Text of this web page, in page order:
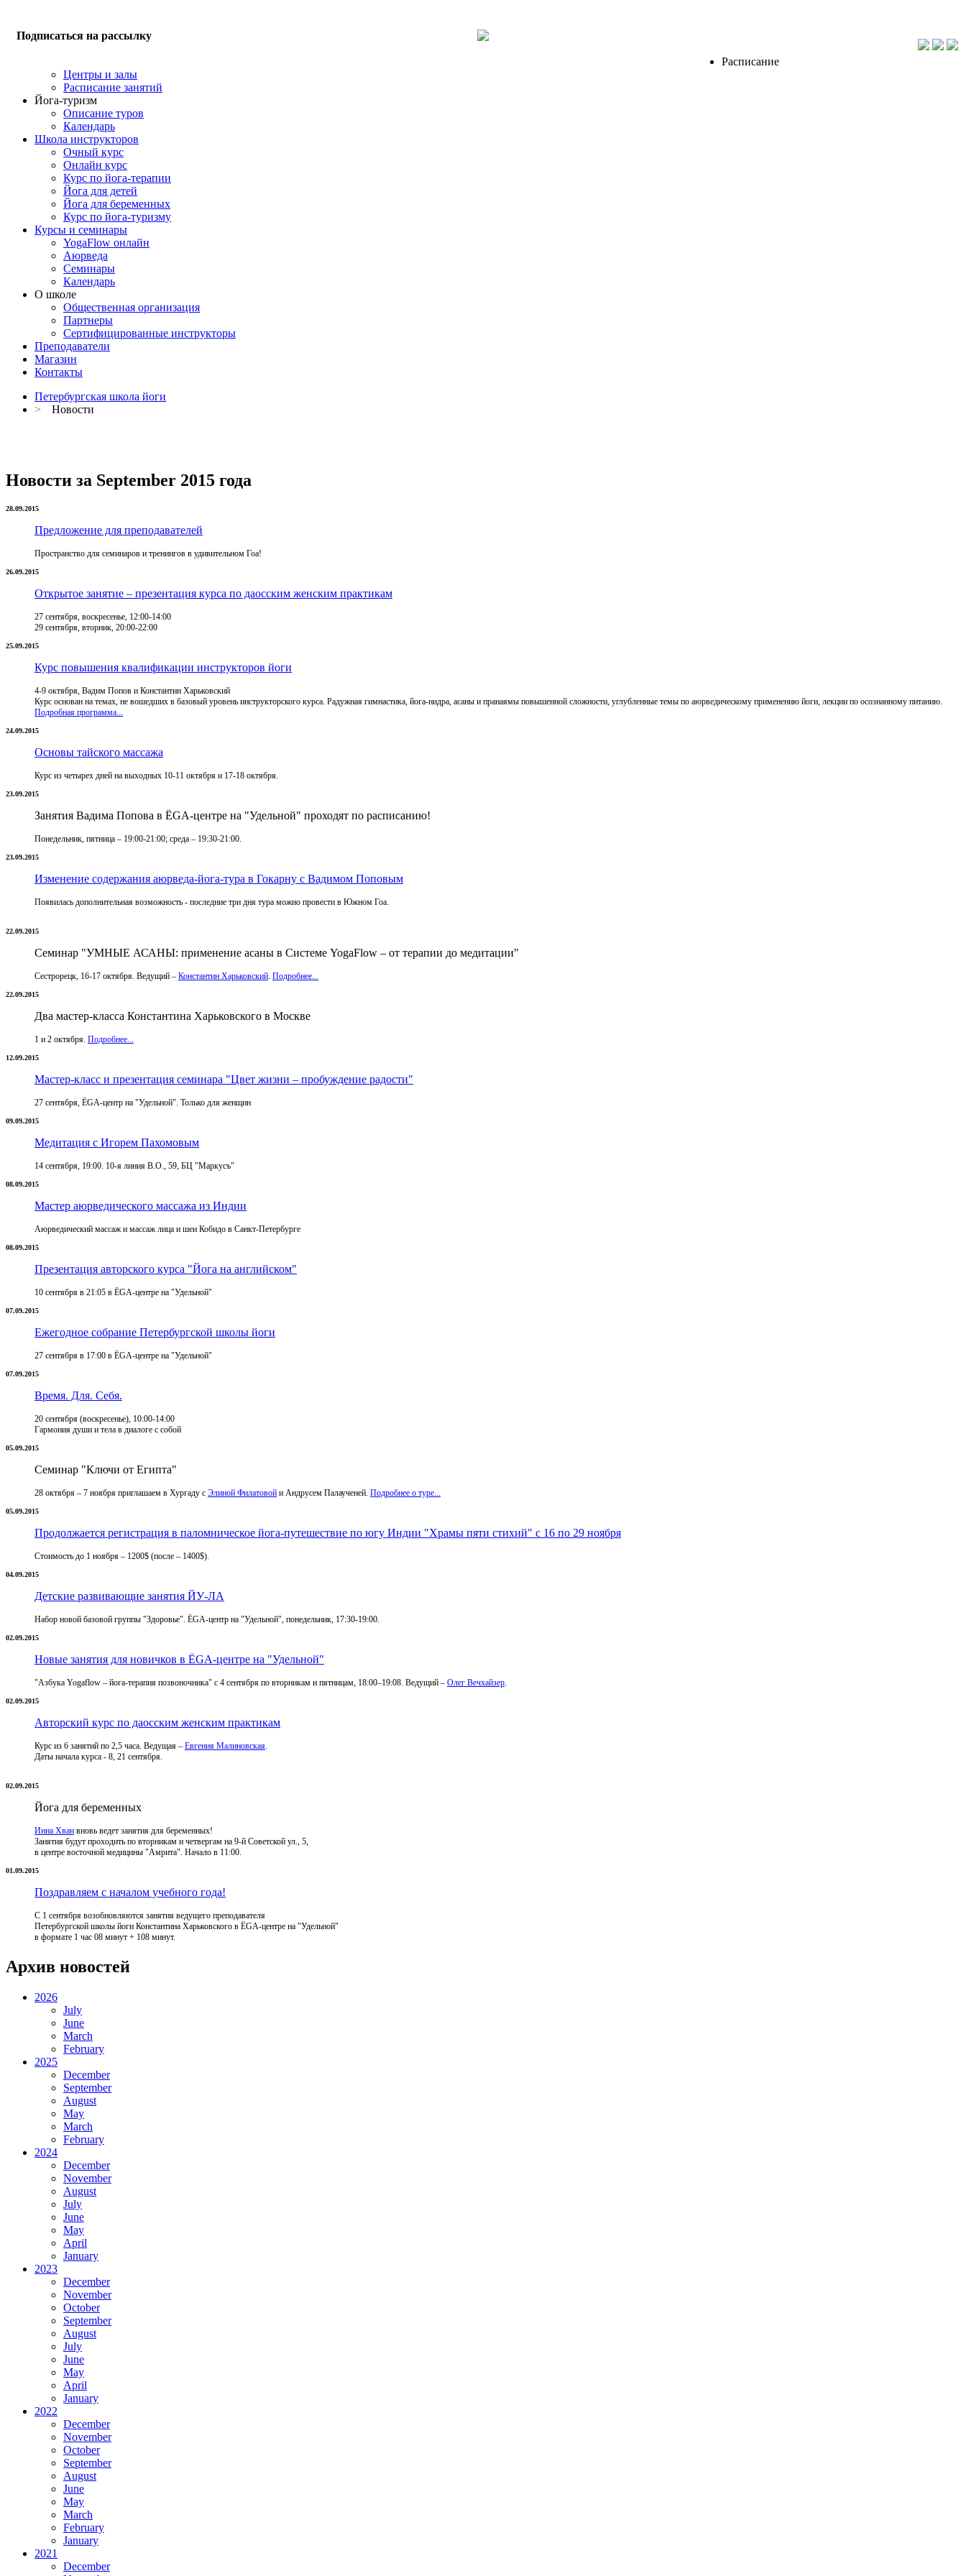
Подписаться на рассылку
Расписание
Центры и залы
Расписание занятий
Йога-туризм
Описание туров
Календарь
Школа инструкторов
Очный курс
Онлайн курс
Курс по йога-терапии
Йога для детей
Йога для беременных
Курс по йога-туризму
Курсы и семинары
YogaFlow онлайн
Аюрведа
Семинары
Календарь
О школе
Общественная организация
Партнеры
Сертифицированные инструкторы
Преподаватели
Магазин
Контакты
Петербургская школа йоги
>
Новости
Новости за September 2015 года
28.09.2015
Предложение для преподавателей
Пространство для семинаров и тренингов в удивительном Гоа!
26.09.2015
Открытое занятие – презентация курса по даосским женским практикам
27 сентября, воскресенье, 12:00-14:00
29 сентября, вторник, 20:00-22:00
25.09.2015
Курс повышения квалификации инструкторов йоги
4-9 октября, Вадим Попов и Константин Харьковский
Курс основан на темах, не вошедших в базовый уровень инструкторского курса. Радужная гимнастика, йога-нидра, асаны и пранаямы повышенной сложности, углубленные темы по аюрведическому применению йоги, лекции по осознанному питанию.
Подробная программа...
24.09.2015
Основы тайского массажа
Курс из четырех дней на выходных 10-11 октября и 17-18 октября.
23.09.2015
Занятия Вадима Попова в ЁGА-центре на "Удельной" проходят по расписанию!
Понедельник, пятница – 19:00-21:00; среда – 19:30-21:00.
23.09.2015
Изменение содержания аюрведа-йога-тура в Гокарну с Вадимом Поповым
Появилась дополнительная возможность - последние три дня тура можно провести в Южном Гоа.
22.09.2015
Семинар "УМНЫЕ АСАНЫ: применение асаны в Системе YogaFlow – от терапии до медитации"
Сестрорецк, 16-17 октября. Ведущий – Константин Харьковский. Подробнее...
22.09.2015
Два мастер-класса Константина Харьковского в Москве
1 и 2 октября. Подробнее...
12.09.2015
Мастер-класс и презентация семинара "Цвет жизни – пробуждение радости"
27 сентября, ЁGА-центр на "Удельной". Только для женщин
09.09.2015
Медитация с Игорем Пахомовым
14 сентября, 19:00. 10-я линия В.О., 59, БЦ "Маркусъ"
08.09.2015
Мастер аюрведического массажа из Индии
Аюрведический массаж и массаж лица и шеи Кобидо в Санкт-Петербурге
08.09.2015
Презентация авторского курса "Йога на английском"
10 сентября в 21:05 в ЁGА-центре на "Удельной"
07.09.2015
Ежегодное собрание Петербургской школы йоги
27 сентября в 17:00 в ЁGА-центре на "Удельной"
07.09.2015
Время. Для. Себя.
20 сентября (воскресенье), 10:00-14:00
Гармония души и тела в диалоге с собой
05.09.2015
Семинар "Ключи от Египта"
28 октября – 7 ноября приглашаем в Хургаду с Элиной Филатовой и Андрусем Палаученей. Подробнее о туре...
05.09.2015
Продолжается регистрация в паломническое йога-путешествие по югу Индии "Храмы пяти стихий" с 16 по 29 ноября
Стоимость до 1 ноября – 1200$ (после – 1400$).
04.09.2015
Детские развивающие занятия ЙУ-ЛА
Набор новой базовой группы "Здоровье". ЁGА-центр на "Удельной", понедельник, 17:30-19:00.
02.09.2015
Новые занятия для новичков в ЁGА-центре на "Удельной"
"Азбука Yogaflow – йога-терапия позвоночника" с 4 сентября по вторникам и пятницам, 18:00–19:08. Ведущий – Олег Вечхайзер.
02.09.2015
Авторский курс по даосским женским практикам
Курс из 6 занятий по 2,5 часа. Ведущая – Евгения Малиновская.
Даты начала курса - 8, 21 сентября.
02.09.2015
Йога для беременных
Инна Хван вновь ведет занятия для беременных!
Занятия будут проходить по вторникам и четвергам на 9-й Советской ул., 5,
в центре восточной медицины "Амрита". Начало в 11:00.
01.09.2015
Поздравляем с началом учебного года!
С 1 сентября возобновляются занятия ведущего преподавателя
Петербургской школы йоги Константина Харьковского в ЁGA-центре на "Удельной"
в формате 1 час 08 минут + 108 минут.
Архив новостей
2026
July
June
March
February
2025
December
September
August
May
March
February
2024
December
November
August
July
June
May
April
January
2023
December
November
October
September
August
July
June
May
April
January
2022
December
November
October
September
August
June
May
March
February
January
2021
December